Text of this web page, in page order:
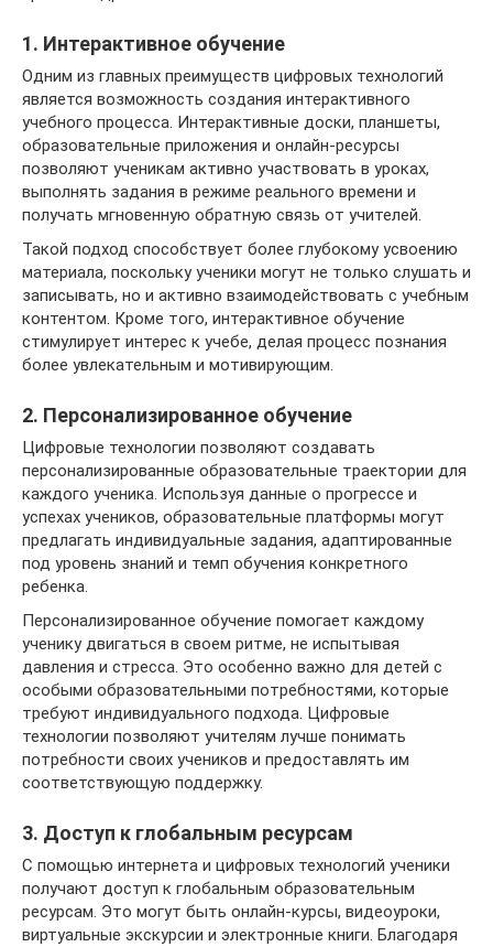
1. Интерактивное обучение
Одним из главных преимуществ цифровых технологий
является возможность создания интерактивного
учебного процесса. Интерактивные доски, планшеты,
образовательные приложения и онлайн-ресурсы
позволяют ученикам активно участвовать в уроках,
выполнять задания в режиме реального времени и
получать мгновенную обратную связь от учителей.
Такой подход способствует более глубокому усвоению
материала, поскольку ученики могут не только слушать и
записывать, но и активно взаимодействовать с учебным
контентом. Кроме того, интерактивное обучение
стимулирует интерес к учебе, делая процесс познания
более увлекательным и мотивирующим.
2. Персонализированное обучение
Цифровые технологии позволяют создавать
персонализированные образовательные траектории для
каждого ученика. Используя данные о прогрессе и
успехах учеников, образовательные платформы могут
предлагать индивидуальные задания, адаптированные
под уровень знаний и темп обучения конкретного
ребенка.
Персонализированное обучение помогает каждому
ученику двигаться в своем ритме, не испытывая
давления и стресса. Это особенно важно для детей с
особыми образовательными потребностями, которые
требуют индивидуального подхода. Цифровые
технологии позволяют учителям лучше понимать
потребности своих учеников и предоставлять им
соответствующую поддержку.
3. Доступ к глобальным ресурсам
С помощью интернета и цифровых технологий ученики
получают доступ к глобальным образовательным
ресурсам. Это могут быть онлайн-курсы, видеоуроки,
виртуальные экскурсии и электронные книги. Благодаря